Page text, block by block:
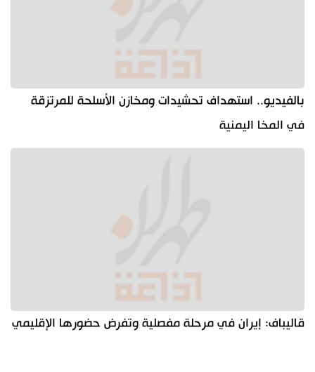
بالفيديو.. استهداف تحشيدات ومخازن الأسلحة للمرتزقة
في المخا اليمنية
قاليباف: إيران في مرحلة مفصلية وتفرض حضورها الإقليمي